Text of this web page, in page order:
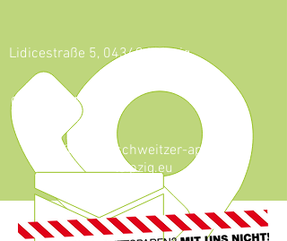
Lidicestraße 5, 04349 Leipzig
0341 - 921 46 59
info@albert-schweitzer-apotheke-
leipzig.eu